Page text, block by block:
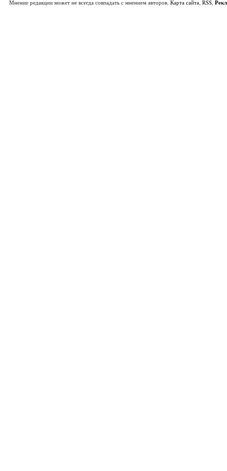
Мнение редакции может не всегда совпадать с мнением авторов. Карта сайта, RSS,